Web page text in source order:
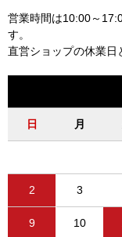
営業時間は10:00～
す。
直営ショップの休業日
日 月
2 3
9 10